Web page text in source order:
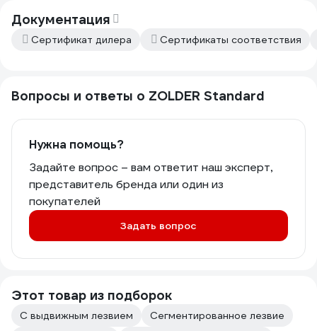
Документация
Сертификат дилера Сертификаты соответствия
Вопросы и ответы о ZOLDER Standard
Нужна помощь?
Задайте вопрос – вам ответит наш эксперт,
представитель бренда или один из
покупателей
Задать вопрос
Этот товар из подборок
С выдвижным лезвием
Сегментированное лезвие